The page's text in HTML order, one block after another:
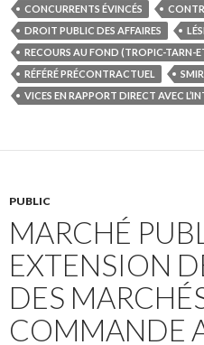
CONCURRENTS ÉVINCÉS
DROIT PUBLIC DES AFFAIRES
RECOURS AU FOND (TROPIC-TARN-
RÉFÉRÉ PRÉCONTRACTUEL
VICES EN RAPPORT DIRECT AVEC
PUBLIC
MARCHÉ
EXTENSION
DES
COMMANDE